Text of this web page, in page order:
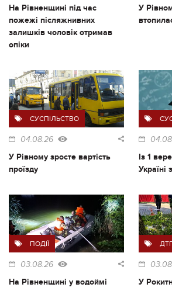
На Рівненщині під час
пожежі післяжнивних
залишків чоловік отримав
опіки
У
СУСПІЛЬСТВО
04.08.26
У Рівному зросте вартість
проїзду
Із 1
Україні
ПОДІЇ
03.08.26
На Рівненщині у водоймі
У